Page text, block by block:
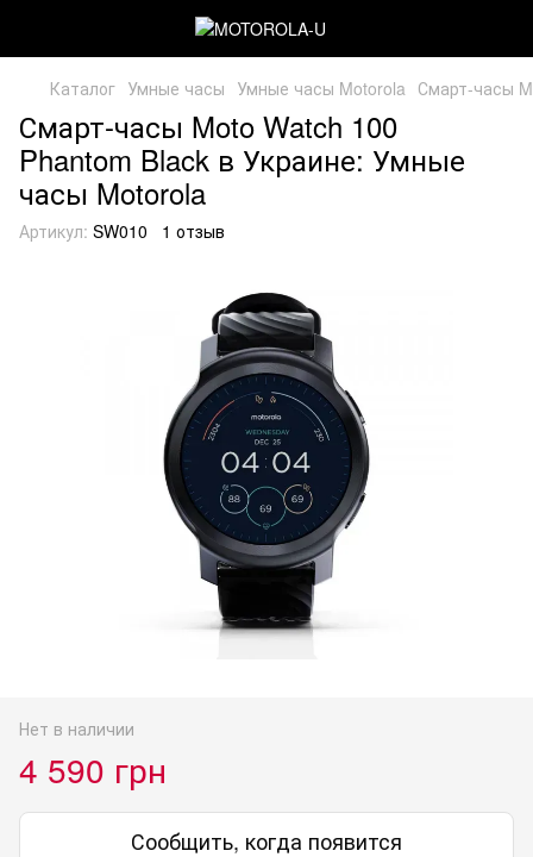
Каталог Умные часы Умные часы Motorola Смарт-часы
Смарт-часы Moto Watch 100
Phantom Black в Украине: Умные
часы Motorola
Артикул: SW010 1 отзыв
Нет в наличии
4 590 грн
Сообщить, когда появится